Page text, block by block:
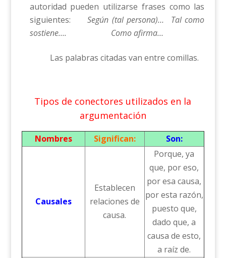
autoridad pueden utilizarse frases como las
siguientes:
Según (tal persona)… Tal como
sostiene…. Como afirma…
Las palabras citadas van entre comillas.
Tipos de conectores utilizados en la
argumentación
Nombres Significan: Son:
Causales
Establecen
relaciones de
causa.
Porque, ya
que, por eso,
por esa causa,
por esta razón,
puesto que,
dado que, a
causa de esto,
a raíz de.